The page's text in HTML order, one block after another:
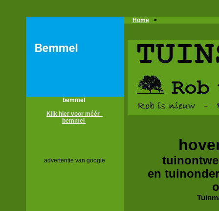
bemmel
Klik hier voor méér
bemmel
advertentie van google
Home >
en